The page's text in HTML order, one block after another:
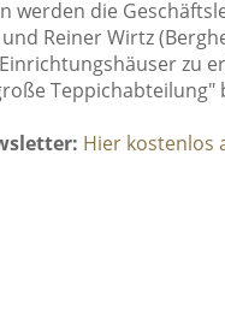
werden die
Reiner Wirtz
zu
Teppichabteilung"
Hier kostenlos